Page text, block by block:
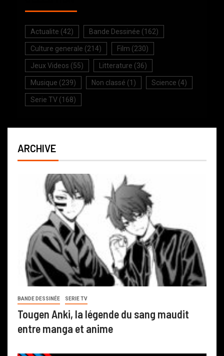
Actualite (42) Bande Dessinée (162)
Culture generale (214) Film (230)
Jeux Videos (55) Litterature (36)
Musique (239) Non classé (1) Science (4)
Serie TV (168)
ARCHIVE
BANDE DESSINÉE SERIE TV
Tougen Anki, la légende du sang maudit
entre manga et anime